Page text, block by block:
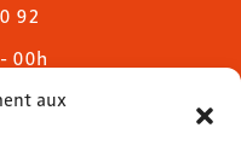
aux
92
00h